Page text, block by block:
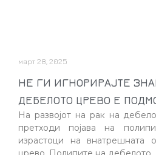
март 28, 2025
НЕ ГИ ИГНОРИРАЈТЕ
ДЕБЕЛОТО ЦРЕВО Е
На развојот на рак на
претходи појава на
израстоци на внатрешната